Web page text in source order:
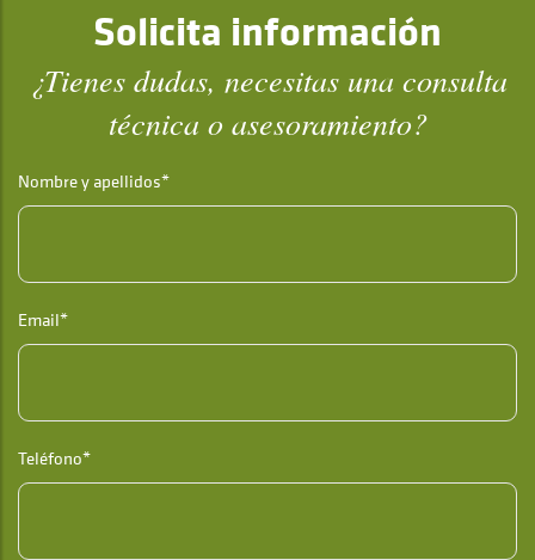
Solicita información
¿Tienes dudas, necesitas una consulta
técnica o asesoramiento?
Nombre y apellidos*
Email*
Teléfono*